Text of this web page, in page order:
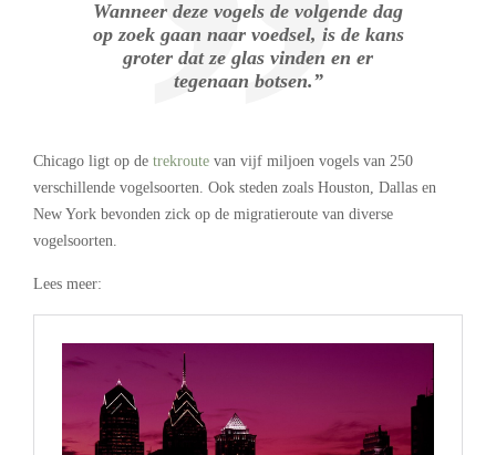
Wanneer deze vogels de volgende dag
op zoek gaan naar voedsel, is de kans
groter dat ze glas vinden en er
tegenaan botsen.”
Chicago ligt op de trekroute van vijf miljoen vogels van 250
verschillende vogelsoorten. Ook steden zoals Houston, Dallas en
New York bevonden zick op de migratieroute van diverse
vogelsoorten.
Lees meer: